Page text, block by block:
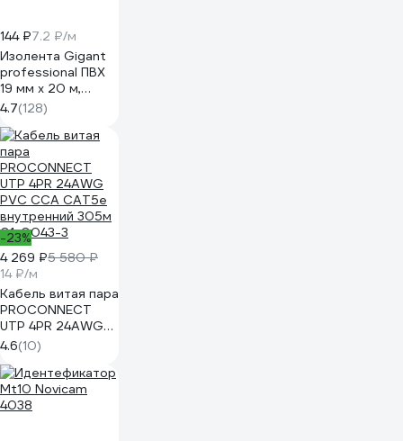
144 ₽7.2 ₽/м
Изолента Gigant
professional ПВХ
19 мм х 20 м,
черная GT-0-3
4.7(128)
-23%
4 269 ₽5 580 ₽
14 ₽/м
Кабель витая пара
PROCONNECT
UTP 4PR 24AWG
PVC CCA CAT5e
внутренний 305м
01-0043-3
4.6(10)